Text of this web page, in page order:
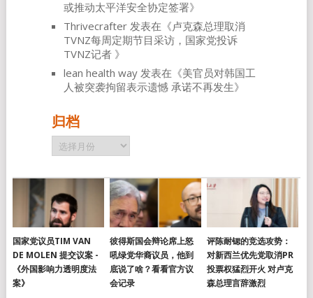
或推动太平洋安全协定签署》
Thrivecrafter发表在《卢克森总理取消
TVNZ每周定期节目采访，国家党投诉
TVNZ记者 》
lean health way发表在《美官员对韩国工
人被突袭拘留表示遗憾 承诺不再发生》
归档
归
档
国家党议员TIM VAN
DE MOLEN 提交议案 -
《外国影响力透明度法
案》
彼得斯国会辩论席上怒
吼绿党华裔议员，他到
底说了啥？看看官方议
会记录
评陈耐锶的竞选攻势：
对新西兰优先党取消PR
投票权猛烈开火 对卢克
森总理言辞激烈